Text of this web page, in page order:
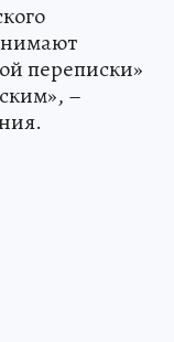
переписки»
–